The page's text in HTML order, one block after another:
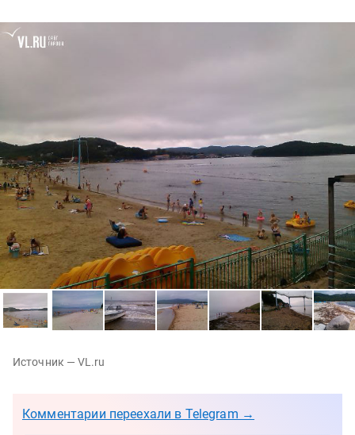
Источник — VL.ru
Комментарии переехали в Telegram →